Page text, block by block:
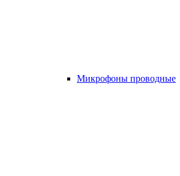
Микрофоны проводные